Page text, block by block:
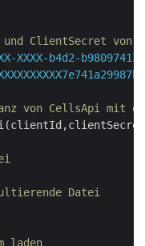
ClientSecret von
XXXX-b4d2-
von CellsApi mit
Datei
laden